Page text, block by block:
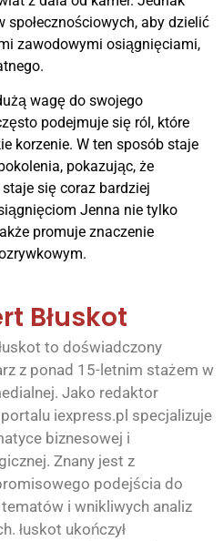
aby dzielić
zawodowymi osiągnięciami,
wagę do swojego
podejmuje się ról, które
korzenie. W ten sposób staje
pokazując, że
się coraz bardziej
Jenna nie tylko
promuje znaczenie
Błuskot
to doświadczony
z ponad 15-letnim stażem w
Jako redaktor
iexpress.pl specjalizuje
biznesowej i
Znany jest z
podejścia do
i wnikliwych analiz
łuskot ukończył